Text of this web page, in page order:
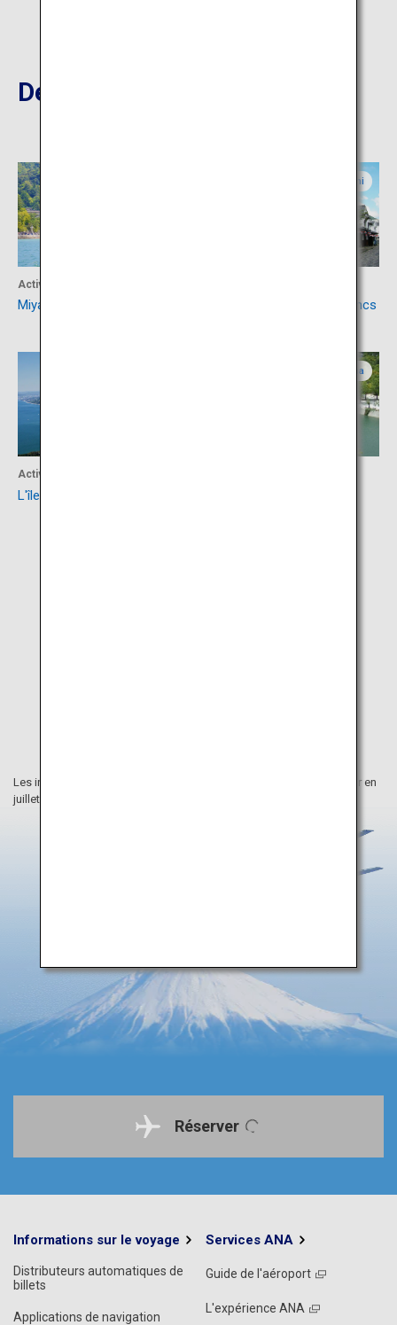
Destinations à proximité
Activités
Miyajima
Yamaguchi
Yanai, la ville aux murs blancs
Activités
L'île de Suo-Oshima
Hiroshima
Les informations figurant sur cette page internet ont été mises à jour en
juillet 2025.
Réserver
Informations sur le voyage
Distributeurs automatiques de
billets
Applications de navigation
Services ANA
Guide de l'aéroport
L'expérience ANA